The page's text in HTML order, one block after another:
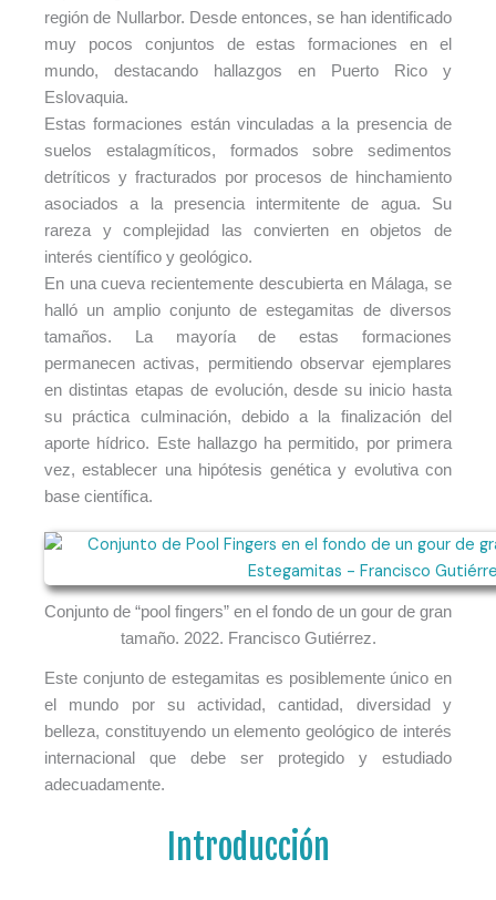
región de Nullarbor. Desde entonces, se han identificado
muy pocos conjuntos de estas formaciones en el
mundo, destacando hallazgos en Puerto Rico y
Eslovaquia.
Estas formaciones están vinculadas a la presencia de
suelos estalagmíticos, formados sobre sedimentos
detríticos y fracturados por procesos de hinchamiento
asociados a la presencia intermitente de agua. Su
rareza y complejidad las convierten en objetos de
interés científico y geológico.
En una cueva recientemente descubierta en Málaga, se
halló un amplio conjunto de estegamitas de diversos
tamaños. La mayoría de estas formaciones
permanecen activas, permitiendo observar ejemplares
en distintas etapas de evolución, desde su inicio hasta
su práctica culminación, debido a la finalización del
aporte hídrico. Este hallazgo ha permitido, por primera
vez, establecer una hipótesis genética y evolutiva con
base científica.
Conjunto de “pool fingers” en el fondo de un gour de gran
tamaño. 2022. Francisco Gutiérrez.
Este conjunto de estegamitas es posiblemente único en
el mundo por su actividad, cantidad, diversidad y
belleza, constituyendo un elemento geológico de interés
internacional que debe ser protegido y estudiado
adecuadamente.
Introducción